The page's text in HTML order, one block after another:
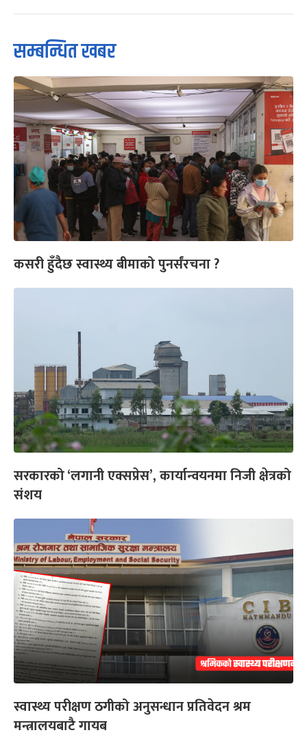
सम्बन्धित खबर
कसरी हुँदैछ स्वास्थ्य बीमाको पुनर्संरचना ?
सरकारको ‘लगानी एक्सप्रेस’, कार्यान्वयनमा निजी क्षेत्रको
संशय
स्वास्थ्य परीक्षण ठगीको अनुसन्धान प्रतिवेदन श्रम
मन्त्रालयबाटै गायब